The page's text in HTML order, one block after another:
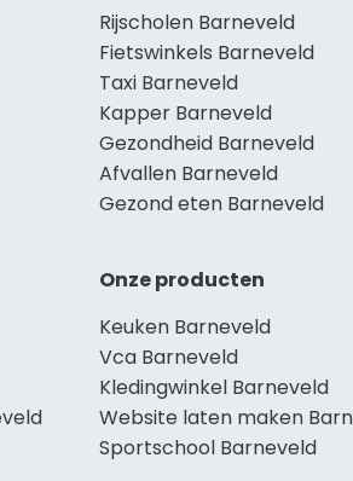
Rijscholen Barneveld
Fietswinkels Barneveld
Taxi Barneveld
Kapper Barneveld
Gezondheid Barneveld
Afvallen Barneveld
Gezond eten Barneveld
Onze producten
Keuken Barneveld
Vca Barneveld
Kledingwinkel Barneveld
Website laten maken
Sportschool Barneveld